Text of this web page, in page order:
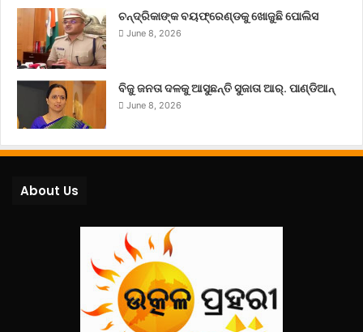
ଚନ୍ଦ୍ରିକାଙ୍କ ବୟଫ୍ରେଣ୍ଡକୁ ଖୋଜୁଛି ପୋଲିସ
June 8, 2026
ବିଜୁ ଜନତା ଦଳକୁ ଆସୁଛନ୍ତି ସୁଜାତା ଆର୍‌. ପାଣ୍ଡିଆନ୍
June 8, 2026
About Us